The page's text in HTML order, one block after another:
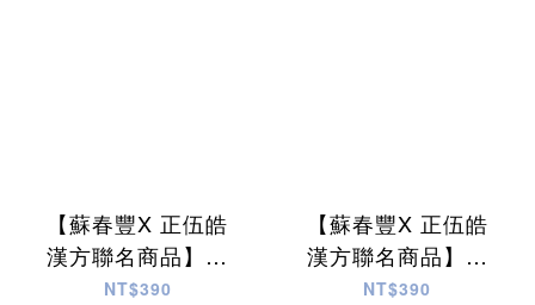
【蘇春豐X 正伍皓
漢方聯名商品】將
壓茶｜保養心血
NT$390
【蘇春豐X 正伍皓
漢方聯名商品】涼
暑茶｜幫助排汗代
NT$390